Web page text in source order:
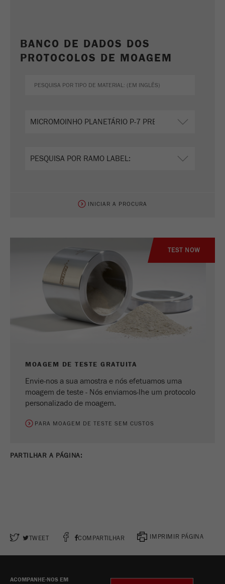
BANCO DE DADOS DOS
PROTOCOLOS DE MOAGEM
INICIAR A PROCURA
TEST NOW
MOAGEM DE TESTE GRATUITA
Envie-nos a sua amostra e nós efetuamos uma
moagem de teste - Nós enviamos-lhe um protocolo
personalizado de moagem.
PARA MOAGEM DE TESTE SEM CUSTOS
PARTILHAR A PÁGINA:
TWEET COMPARTILHAR IMPRIMIR PÁGINA
ACOMPANHE-NOS EM